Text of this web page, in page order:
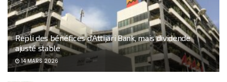
Repli des bénéfices d’Attijari Bank, mais dividende
ajusté stable
14 MARS 2026